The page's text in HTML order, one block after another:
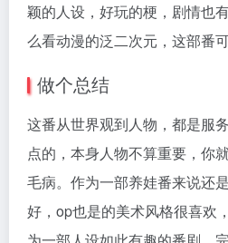
颖的人设，好玩的梗，剧情也
么看动漫的泛二次元，这部番
做个总结
这番从世界观到人物，都是服
点的，本身人物不算重要，你
毛病。作为一部养娃番来说还
好，op也是的美术风格很喜欢